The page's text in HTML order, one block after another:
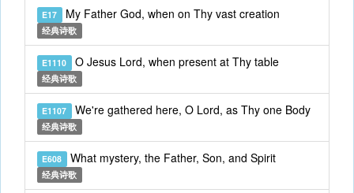
E17 My Father God, when on Thy vast creation
经典诗歌
E1110 O Jesus Lord, when present at Thy table
经典诗歌
E1107 We're gathered here, O Lord, as Thy one Body
经典诗歌
E608 What mystery, the Father, Son, and Spirit
经典诗歌